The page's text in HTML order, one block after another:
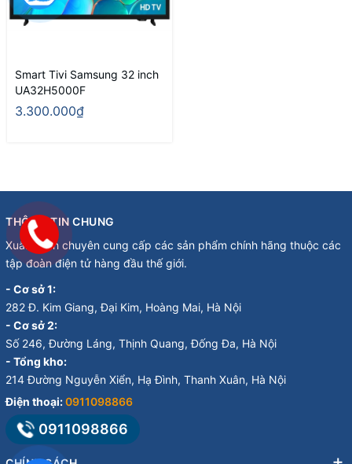
Smart Tivi Samsung 32 inch
UA32H5000F
3.300.000₫
THÔNG TIN CHUNG
Xuân Minh chuyên cung cấp các sản phẩm chính hãng thuộc các
tập đoàn điện tử hàng đầu thế giới.
- Cơ sở 1:
282 Đ. Kim Giang, Đại Kim, Hoàng Mai, Hà Nội
- Cơ sở 2:
Số 246, Đường Láng, Thịnh Quang, Đống Đa, Hà Nội
- Tổng kho:
214 Đường Nguyễn Xiển, Hạ Đình, Thanh Xuân, Hà Nội
Điện thoại:0911098866
0911098866